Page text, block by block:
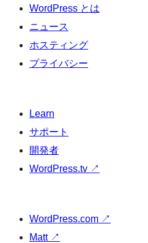
WordPress とは
ニュース
ホスティング
プライバシー
Learn
サポート
開発者
WordPress.tv ↗
WordPress.com ↗
Matt ↗